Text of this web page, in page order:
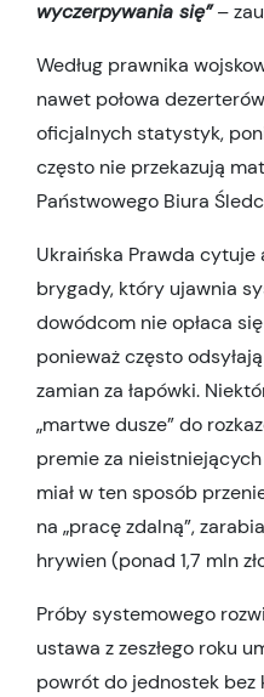
wyczerpywania się”–
Według prawnika
nawet połowa
oficjalnych statystyk,
często nie przekazują
Państwowego Biura
Ukraińska Prawda
brygady, który ujawnia
dowódcom nie opłaca
ponieważ często
zamian za łapówki.
„martwe dusze” do
premie za
miał w ten sposób
na „pracę zdalną”,
hrywien (ponad 1,7 mln
Próby systemowego
ustawa z zeszłego roku
powrót do jednostek bez